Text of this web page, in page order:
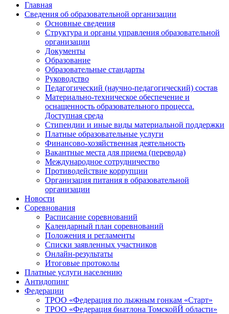
Главная
Сведения об образовательной организации
Основные сведения
Структура и органы управления образовательной
организации
Документы
Образование
Образовательные стандарты
Руководство
Педагогический (научно-педагогический) состав
Материально-техническое обеспечение и
оснащенность образовательного процесса.
Доступная среда
Стипендии и иные виды материальной поддержки
Платные образовательные услуги
Финансово-хозяйственная деятельность
Вакантные места для приема (перевода)
Международное сотрудничество
Противодействие коррупции
Организация питания в образовательной
организации
Новости
Соревнования
Расписание соревнований
Календарный план соревнований
Положения и регламенты
Списки заявленных участников
Онлайн-результаты
Итоговые протоколы
Платные услуги населению
Антидопинг
Федерации
ТРОО «Федерация по лыжным гонкам «Старт»
ТРОО «Федерация биатлона ТомскойЙ области»